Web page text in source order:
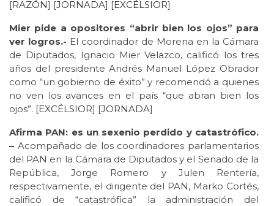
[RAZÓN] [JORNADA] [EXCÉLSIOR]
Mier pide a opositores “abrir bien los ojos” para
ver logros.- El coordinador de Morena en la Cámara
de Diputados, Ignacio Mier Velazco, calificó los tres
años del presidente Andrés Manuel López Obrador
como “un gobierno de éxito” y recomendó a quienes
no ven los avances en el país “que abran bien los
ojos”. [EXCÉLSIOR] [JORNADA]
Afirma PAN: es un sexenio perdido y catastrófico.
– Acompañado de los coordinadores parlamentarios
del PAN en la Cámara de Diputados y el Senado de la
República, Jorge Romero y Julen Rentería,
respectivamente, el dirigente del PAN, Marko Cortés,
calificó de “catastrófica” la administración del